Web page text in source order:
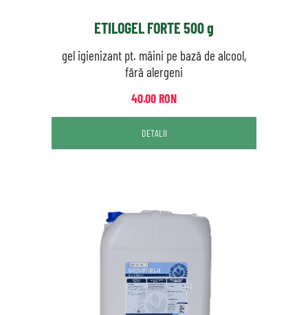
ETILOGEL FORTE 500 g
gel igienizant pt. mâini pe bază de alcool,
fără alergeni
40.00 RON
DETALII